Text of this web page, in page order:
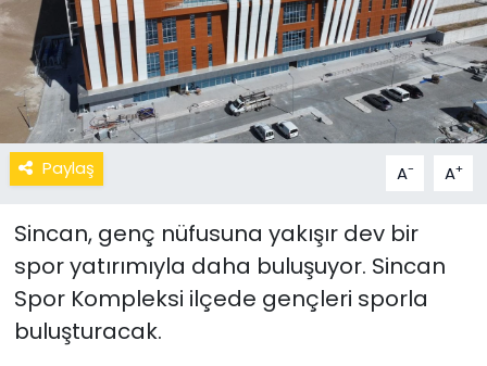
Paylaş A- A+
Sincan, genç nüfusuna yakışır dev bir
spor yatırımıyla daha buluşuyor. Sincan
Spor Kompleksi ilçede gençleri sporla
buluşturacak.